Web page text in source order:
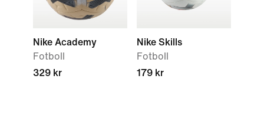
Nike Academy
Fotboll
329 kr
Nike Skills
Fotboll
179 kr